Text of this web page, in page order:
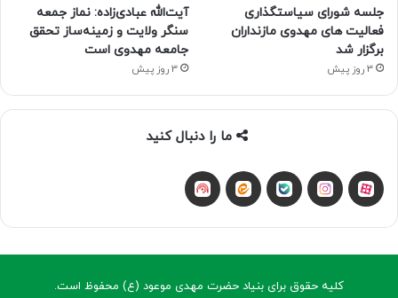
جلسه شورای سیاستگذاری
فعالیت های مهدوی مازنداران
برگزار شد
3 روز پیش
آیت‌الله عبادی‌زاده: نماز جمعه
سنگر ولایت و زمینه‌ساز تحقق
جامعه مهدوی است
3 روز پیش
ما را دنبال کنید
آپاراتاینستاگرام
بله ایتا شنوتو
کلیه حقوق برای بنیاد حضرت مهدی موعود (ع) محفوظ است.